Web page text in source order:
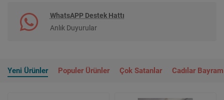
WhatsAPP Destek Hattı
Anlık Duyurular
Yeni Ürünler Populer Ürünler Çok Satanlar Cadılar